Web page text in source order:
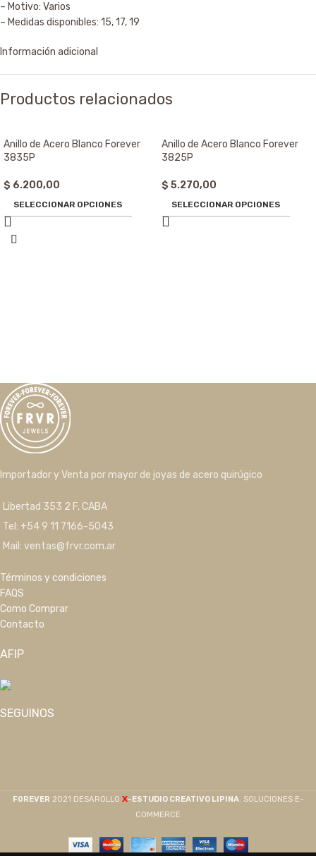
– Motivo: Varios
– Medidas disponibles: 15, 17, 19
Información adicional
Productos relacionados
Anillo de Acero Blanco Forever
3835P
$ 6.200,00
SELECCIONAR OPCIONES
Anillo de Acero Blanco Forever
3825P
$ 5.270,00
SELECCIONAR OPCIONES
Importador y Venta por mayor de joyas de acero quirúgico
Libertad 353 2 F, CABA
Tel: +54 9 11 7166-5043
Mail: ventas@frvr.com.ar
Términos y condiciones
FAQS
Como Comprar
Contacto
AFIP
SEGUINOS
F0REVER 2021 DESAROLLO X-ESTUDIO CREATIVO LIPINA. SOLUCIONES E-
COMMERCE